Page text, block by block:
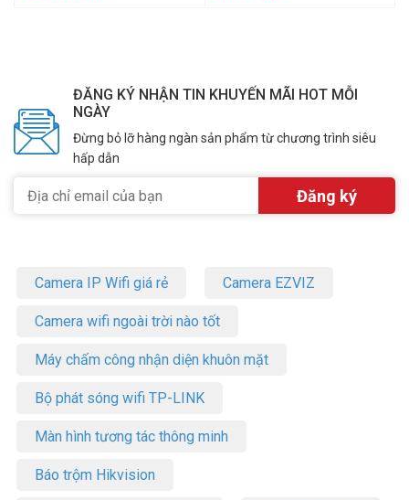
ĐĂNG KÝ NHẬN TIN KHUYẾN MÃI HOT MỖI
NGÀY
Đừng bỏ lỡ hàng ngàn sản phẩm từ chương trình siêu
hấp dẫn
Camera IP Wifi giá rẻ Camera EZVIZ
Camera wifi ngoài trời nào tốt
Máy chấm công nhận diện khuôn mặt
Bộ phát sóng wifi TP-LINK
Màn hình tương tác thông minh
Báo trộm Hikvision